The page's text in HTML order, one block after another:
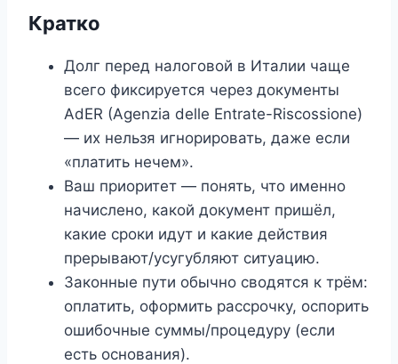
Кратко
Долг перед налоговой в Италии чаще
всего фиксируется через документы
AdER (Agenzia delle Entrate-Riscossione)
— их нельзя игнорировать, даже если
«платить нечем».
Ваш приоритет — понять, что именно
начислено, какой документ пришёл,
какие сроки идут и какие действия
прерывают/усугубляют ситуацию.
Законные пути обычно сводятся к трём:
оплатить, оформить рассрочку, оспорить
ошибочные суммы/процедуру (если
есть основания).